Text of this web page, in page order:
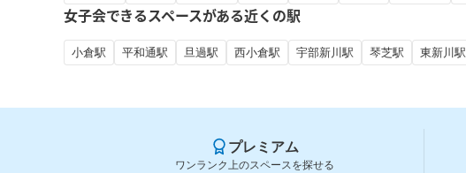
女子会できるスペースがある近くの駅
小倉駅 平和通駅 旦過駅 西小倉駅 宇部新川駅 琴芝駅 東新川駅
プレミアム
ワンランク上のスペースを探せる